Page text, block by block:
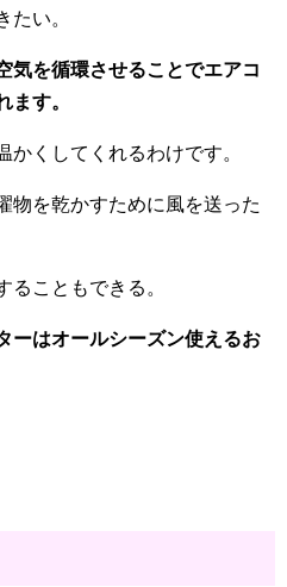
たい。
気を循環させることでエアコ
ます。
くしてくれるわけです。
物を乾かすために風を送った
ることもできる。
ーはオールシーズン使えるお